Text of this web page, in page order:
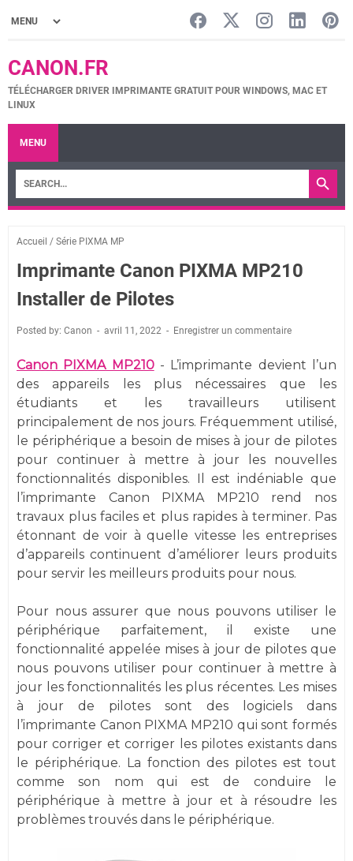
CANON.FR
TÉLÉCHARGER DRIVER IMPRIMANTE GRATUIT POUR WINDOWS, MAC ET
LINUX
MENU
Accueil / Série PIXMA MP
Imprimante Canon PIXMA MP210
Installer de Pilotes
Posted by: Canon avril 11, 2022 Enregistrer un commentaire
Canon PIXMA MP210- L’imprimante devient l’un
des appareils les plus nécessaires que les
étudiants et les travailleurs utilisent
principalement de nos jours. Fréquemment utilisé,
le périphérique a besoin de mises à jour de pilotes
pour continuer à mettre à jour les nouvelles
fonctionnalités disponibles. Il est indéniable que
l’imprimante Canon PIXMA MP210 rend nos
travaux plus faciles et plus rapides à terminer. Pas
étonnant de voir à quelle vitesse les entreprises
d’appareils continuent d’améliorer leurs produits
pour servir les meilleurs produits pour nous.
Pour nous assurer que nous pouvons utiliser le
périphérique parfaitement, il existe une
fonctionnalité appelée mises à jour de pilotes que
nous pouvons utiliser pour continuer à mettre à
jour les fonctionnalités les plus récentes. Les mises
à jour de pilotes sont des logiciels dans
l’imprimante Canon PIXMA MP210 qui sont formés
pour corriger et corriger les pilotes existants dans
le périphérique. La fonction des pilotes est tout
comme son nom qui est de conduire le
périphérique à mettre à jour et à résoudre les
problèmes trouvés dans le périphérique.